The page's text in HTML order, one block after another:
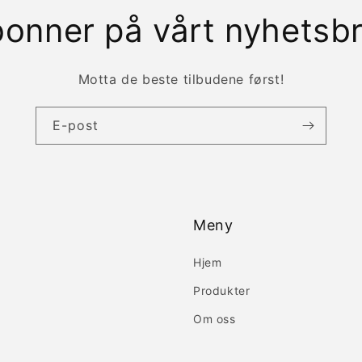
på vårt
Motta de beste tilbudene først!
E-post
Meny
Hjem
Produkter
Om oss